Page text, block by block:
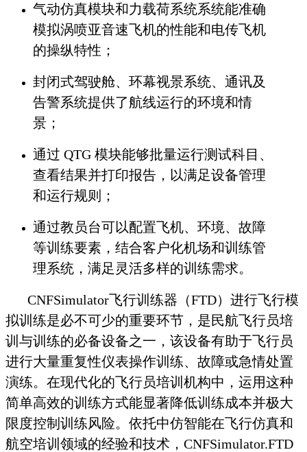
气动仿真模块和力载荷系统系统能准确
模拟涡喷亚音速飞机的性能和电传飞机
的操纵特性；
封闭式驾驶舱、环幕视景系统、通讯及
告警系统提供了航线运行的环境和情
景；
通过 QTG 模块能够批量运行测试科目、
查看结果并打印报告，以满足设备管理
和运行规则；
通过教员台可以配置飞机、环境、故障
等训练要素，结合客户化机场和训练管
理系统，满足灵活多样的训练需求。
CNFSimulator飞行训练器（FTD）进行飞行模
拟训练是必不可少的重要环节，是民航飞行员培
训与训练的必备设备之一，该设备有助于飞行员
进行大量重复性仪表操作训练、故障或急情处置
演练。在现代化的飞行员培训机构中，运用这种
简单高效的训练方式能显著降低训练成本并极大
限度控制训练风险。依托中仿智能在飞行仿真和
航空培训领域的经验和技术，CNFSimulator.FTD